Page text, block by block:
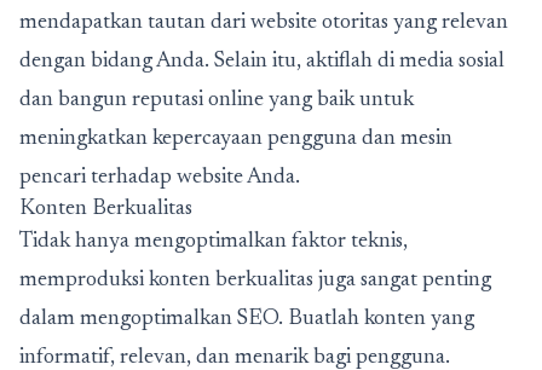
mendapatkan tautan dari website otoritas yang relevan
dengan bidang Anda. Selain itu, aktiflah di media sosial
dan bangun reputasi online yang baik untuk
meningkatkan kepercayaan pengguna dan mesin
pencari terhadap website Anda.
Konten Berkualitas
Tidak hanya mengoptimalkan faktor teknis,
memproduksi konten berkualitas juga sangat penting
dalam mengoptimalkan SEO. Buatlah konten yang
informatif, relevan, dan menarik bagi pengguna.